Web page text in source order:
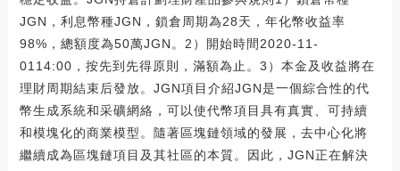
JGN，利息幣種JGN，鎖倉周期為28天，年化幣收益率
98%，總額度為50萬JGN。2）開始時間2020-11-
0114:00，按先到先得原則，滿額為止。3）本金及收益將在
理財周期結束后發放。JGN項目介紹JGN是一個綜合性的代
幣生成系統和采礦網絡，可以使代幣項目具有真實、可持續
和模塊化的商業模型。隨著區塊鏈領域的發展，去中心化將
繼續成為區塊鏈項目及其社區的本質。因此，JGN正在解決